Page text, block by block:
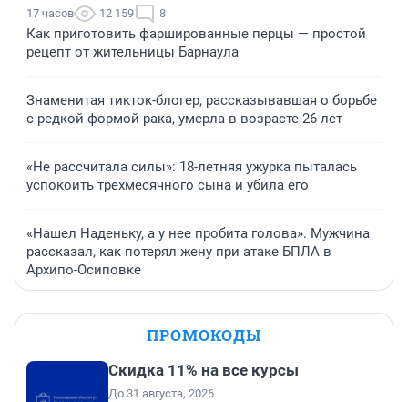
17 часов 12 159 8
Как приготовить фаршированные перцы — простой
рецепт от жительницы Барнаула
Знаменитая тикток-блогер, рассказывавшая о борьбе
с редкой формой рака, умерла в возрасте 26 лет
«Не рассчитала силы»: 18-летняя ужурка пыталась
успокоить трехмесячного сына и убила его
«Нашел Наденьку, а у нее пробита голова». Мужчина
рассказал, как потерял жену при атаке БПЛА в
Архипо-Осиповке
ПРОМОКОДЫ
Скидка 11% на все курсы
До 31 августа, 2026